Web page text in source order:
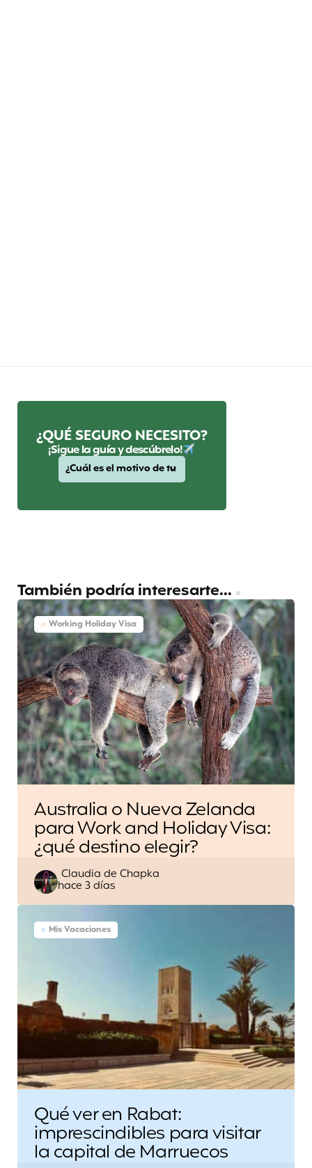
¿QUÉ SEGURO NECESITO?
¡Sigue la guía y descúbrelo!
También podría interesarte...
Working Holiday Visa
Australia o Nueva Zelanda
para Work and Holiday Visa:
¿qué destino elegir?
Escrito
por
Claudia de Chapka
hace 3 días
Mis Vacaciones
Qué ver en Rabat:
imprescindibles para visitar
la capital de Marruecos